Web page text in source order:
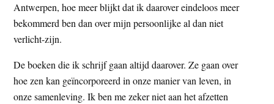
Antwerpen, hoe meer blijkt dat ik daarover eindeloos meer
bekommerd ben dan over mijn persoonlijke al dan niet
verlicht-zijn.
De boeken die ik schrijf gaan altijd daarover. Ze gaan over
hoe zen kan geïncorporeerd in onze manier van leven, in
onze samenleving. Ik ben me zeker niet aan het afzetten